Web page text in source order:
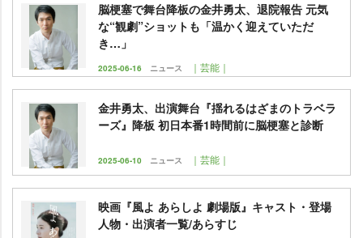
脳梗塞で舞台降板の金井勇太、退院報告 元気
な“観劇”ショットも「温かく迎えていただ
き…」
2025-06-16 ニュース ｜芸能｜
金井勇太、出演舞台『揺れるはざまのトラベラ
ーズ』降板 初日本番1時間前に脳梗塞と診断
2025-06-10 ニュース ｜芸能｜
映画『風よ あらしよ 劇場版』キャスト・登場
人物・出演者一覧/あらすじ